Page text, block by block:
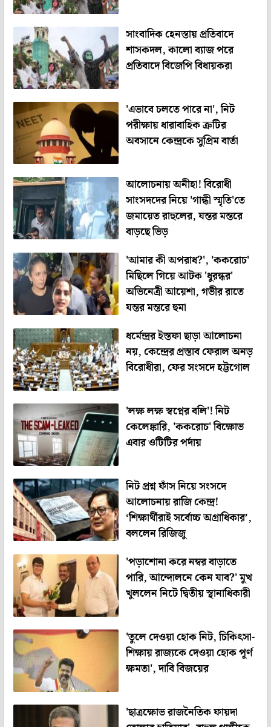
সাংবাদিক হেনস্তায় প্রতিবাদে
শাসকদল, কালো ব্যাজ পরে
প্রতিবাদে বিজেপি বিধায়করা
'এভাবে চলতে পারে না', নিট
পরীক্ষায় ধারাবাহিক ত্রুটির
অবসানে কেন্দ্রকে সুপ্রিম বার্তা
আলোচনায় অনীহা! বিরোধী
সাংসদদের নিয়ে 'গান্ধী স্মৃতি'তে
জমায়েত রাহুলের, যন্তর মন্তরে
বাড়ছে ভিড়
'আমার কী অপরাধ?', 'ককরোচ'
মিছিলে গিয়ে আটক 'ধুরন্ধর'
অভিনেত্রী আয়েশা, গভীর রাতে
যন্তর মন্তরে হুমা
ধর্মেন্দ্রর ইস্তফা ছাড়া আলোচনা
নয়, কেন্দ্রের প্রস্তাব ফেরাল অনড়
বিরোধীরা, ফের সংসদে হট্টগোল
'লক্ষ লক্ষ স্বপ্নের বলি'! নিট
কেলেঙ্কারি, 'ককরোচ' বিক্ষোভ
এবার ওটিটির পর্দায়
নিট প্রশ্ন ফাঁস নিয়ে সংসদে
আলোচনায় রাজি কেন্দ্র!
‘শিক্ষার্থীরাই সর্বোচ্চ অগ্রাধিকার’,
বললেন রিজিজু
'পড়াশোনা করে নম্বর বাড়াতে
পারি, আন্দোলনে কেন যাব?' মুখ
খুললেন নিটে দ্বিতীয় স্থানাধিকারী
'তুলে দেওয়া হোক নিট, চিকিৎসা-
শিক্ষায় রাজ্যকে দেওয়া হোক পূর্ণ
ক্ষমতা', দাবি বিজয়ের
'ছাত্রক্ষোভ রাজনৈতিক ফায়দা